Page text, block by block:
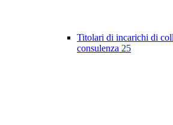
Titolari di incarichi di
consulenza 25